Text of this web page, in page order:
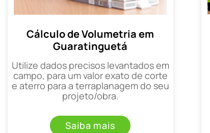
Cálculo de Volumetria em
Guaratinguetá
Utilize dados precisos levantados em
campo, para um valor exato de corte
e aterro para a terraplanagem do seu
projeto/obra.
Saiba mais